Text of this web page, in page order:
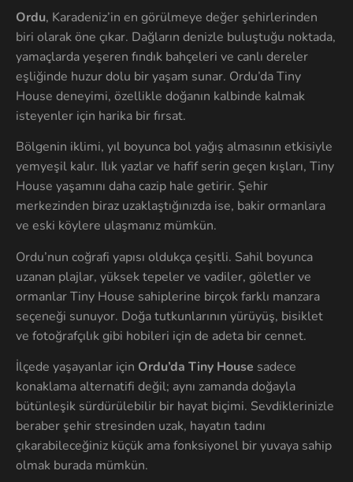
Ordu, Karadeniz’in en görülmeye değer şehirlerinden
biri olarak öne çıkar. Dağların denizle buluştuğu noktada,
yamaçlarda yeşeren fındık bahçeleri ve canlı dereler
eşliğinde huzur dolu bir yaşam sunar. Ordu’da Tiny
House deneyimi, özellikle doğanın kalbinde kalmak
isteyenler için harika bir fırsat.
Bölgenin iklimi, yıl boyunca bol yağış almasının etkisiyle
yemyeşil kalır. Ilık yazlar ve hafif serin geçen kışları, Tiny
House yaşamını daha cazip hale getirir. Şehir
merkezinden biraz uzaklaştığınızda ise, bakir ormanlara
ve eski köylere ulaşmanız mümkün.
Ordu’nun coğrafi yapısı oldukça çeşitli. Sahil boyunca
uzanan plajlar, yüksek tepeler ve vadiler, göletler ve
ormanlar Tiny House sahiplerine birçok farklı manzara
seçeneği sunuyor. Doğa tutkunlarının yürüyüş, bisiklet
ve fotoğrafçılık gibi hobileri için de adeta bir cennet.
İlçede yaşayanlar için Ordu’da Tiny House sadece
konaklama alternatifi değil; aynı zamanda doğayla
bütünleşik sürdürülebilir bir hayat biçimi. Sevdiklerinizle
beraber şehir stresinden uzak, hayatın tadını
çıkarabileceğiniz küçük ama fonksiyonel bir yuvaya sahip
olmak burada mümkün.